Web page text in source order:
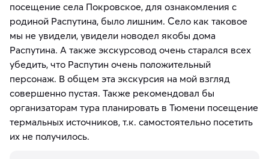
посещение села Покровское, для ознакомления с
родиной Распутина, было лишним. Село как таковое
мы не увидели, увидели новодел якобы дома
Распутина. А также экскурсовод очень старался всех
убедить, что Распутин очень положительный
персонаж. В общем эта экскурсия на мой взгляд
совершенно пустая. Также рекомендовал бы
организаторам тура планировать в Тюмени посещение
термальных источников, т.к. самостоятельно посетить
их не получилось.